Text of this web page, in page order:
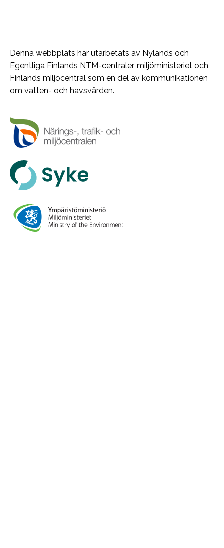
Denna webbplats har utarbetats av Nylands och
Egentliga Finlands NTM-centraler, miljöministeriet och
Finlands miljöcentral som en del av kommunikationen
om vatten- och havsvården.